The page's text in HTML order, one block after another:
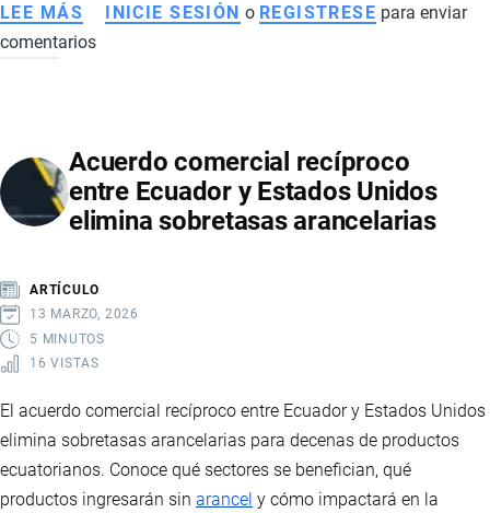
LEE MÁS SOBRE
ACUERDO
EE.UU.:
MINERALES
CRÍTICOS
RARAS
INICIE SESIÓN o REGISTRESE para enviar
comentarios
Acuerdo comercial recíproco
entre Ecuador y Estados Unidos
elimina sobretasas arancelarias
ARTÍCULO
13 MARZO, 2026
5 MINUTOS
16 VISTAS
El acuerdo comercial recíproco entre Ecuador y Estados Unidos
elimina sobretasas arancelarias para decenas de productos
ecuatorianos. Conoce qué sectores se benefician, qué
productos ingresarán sin arancel y cómo impactará en la